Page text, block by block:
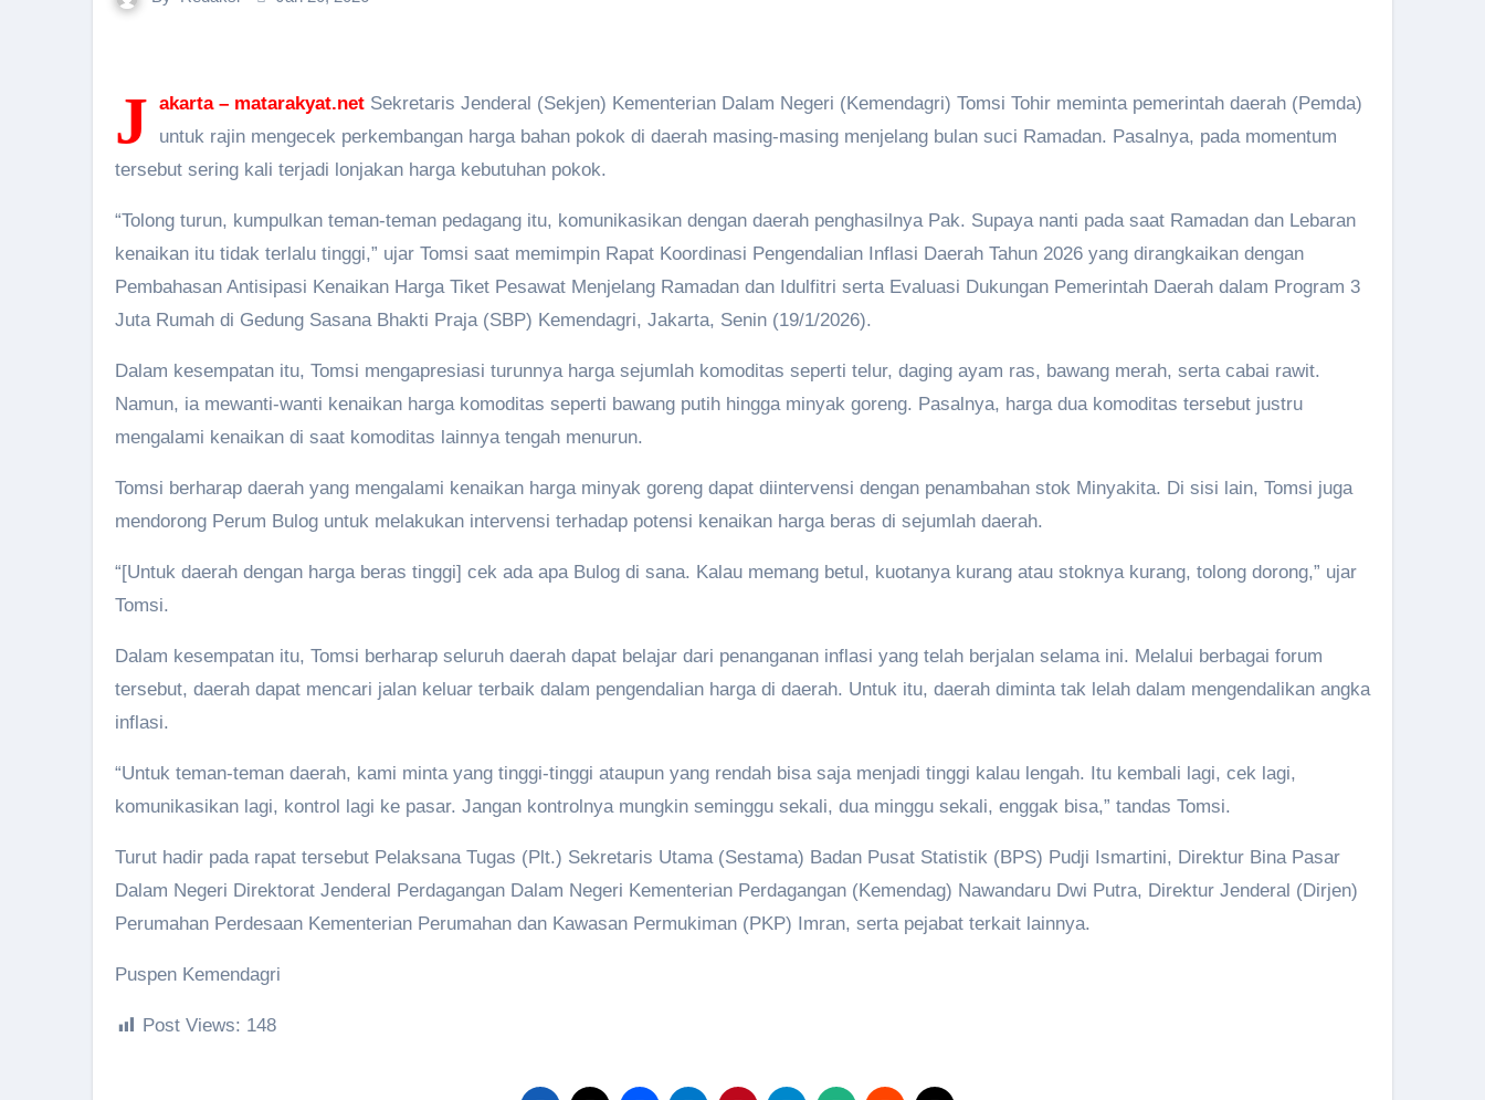
J akarta – matarakyat.net Sekretaris Jenderal (Sekjen) Kementerian Dalam Negeri (Kemendagri) Tomsi Tohir meminta pemerintah daerah (Pemda)
untuk rajin mengecek perkembangan harga bahan pokok di daerah masing-masing menjelang bulan suci Ramadan. Pasalnya, pada momentum
tersebut sering kali terjadi lonjakan harga kebutuhan pokok.
“Tolong turun, kumpulkan teman-teman pedagang itu, komunikasikan dengan daerah penghasilnya Pak. Supaya nanti pada saat Ramadan dan Lebaran
kenaikan itu tidak terlalu tinggi,” ujar Tomsi saat memimpin Rapat Koordinasi Pengendalian Inflasi Daerah Tahun 2026 yang dirangkaikan dengan
Pembahasan Antisipasi Kenaikan Harga Tiket Pesawat Menjelang Ramadan dan Idulfitri serta Evaluasi Dukungan Pemerintah Daerah dalam Program 3
Juta Rumah di Gedung Sasana Bhakti Praja (SBP) Kemendagri, Jakarta, Senin (19/1/2026).
Dalam kesempatan itu, Tomsi mengapresiasi turunnya harga sejumlah komoditas seperti telur, daging ayam ras, bawang merah, serta cabai rawit.
Namun, ia mewanti-wanti kenaikan harga komoditas seperti bawang putih hingga minyak goreng. Pasalnya, harga dua komoditas tersebut justru
mengalami kenaikan di saat komoditas lainnya tengah menurun.
Tomsi berharap daerah yang mengalami kenaikan harga minyak goreng dapat diintervensi dengan penambahan stok Minyakita. Di sisi lain, Tomsi juga
mendorong Perum Bulog untuk melakukan intervensi terhadap potensi kenaikan harga beras di sejumlah daerah.
“[Untuk daerah dengan harga beras tinggi] cek ada apa Bulog di sana. Kalau memang betul, kuotanya kurang atau stoknya kurang, tolong dorong,” ujar
Tomsi.
Dalam kesempatan itu, Tomsi berharap seluruh daerah dapat belajar dari penanganan inflasi yang telah berjalan selama ini. Melalui berbagai forum
tersebut, daerah dapat mencari jalan keluar terbaik dalam pengendalian harga di daerah. Untuk itu, daerah diminta tak lelah dalam mengendalikan angka
inflasi.
“Untuk teman-teman daerah, kami minta yang tinggi-tinggi ataupun yang rendah bisa saja menjadi tinggi kalau lengah. Itu kembali lagi, cek lagi,
komunikasikan lagi, kontrol lagi ke pasar. Jangan kontrolnya mungkin seminggu sekali, dua minggu sekali, enggak bisa,” tandas Tomsi.
Turut hadir pada rapat tersebut Pelaksana Tugas (Plt.) Sekretaris Utama (Sestama) Badan Pusat Statistik (BPS) Pudji Ismartini, Direktur Bina Pasar
Dalam Negeri Direktorat Jenderal Perdagangan Dalam Negeri Kementerian Perdagangan (Kemendag) Nawandaru Dwi Putra, Direktur Jenderal (Dirjen)
Perumahan Perdesaan Kementerian Perumahan dan Kawasan Permukiman (PKP) Imran, serta pejabat terkait lainnya.
Puspen Kemendagri
Post Views: 148